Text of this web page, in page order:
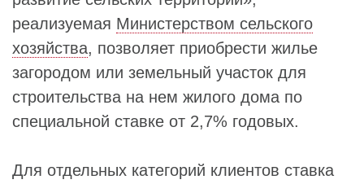
реализуемая Министерством сельского
хозяйства, позволяет приобрести жилье
загородом или земельный участок для
строительства на нем жилого дома по
специальной ставке от 2,7% годовых.
Для отдельных категорий клиентов ставка